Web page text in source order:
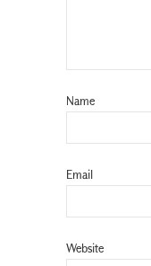
Name
Email
Website